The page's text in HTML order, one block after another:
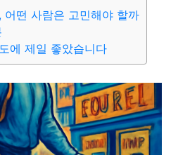
어떤 사람은 고민해야 할까
에 제일 좋았습니다